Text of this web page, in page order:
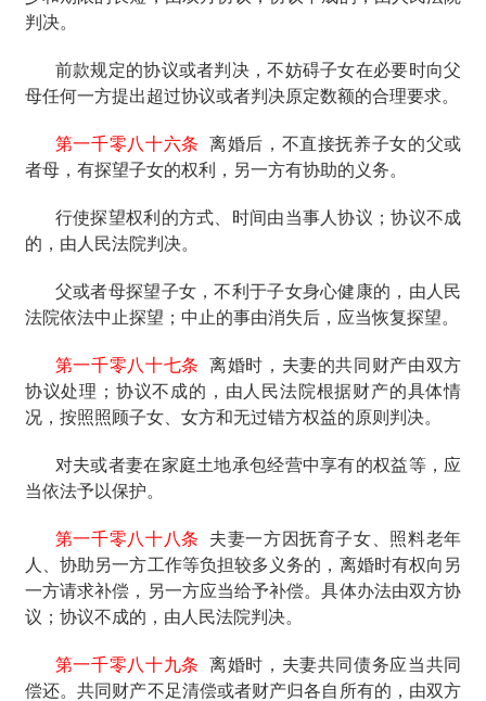
判决。
前款规定的协议或者判决，不妨碍子女在必要时向父
母任何一方提出超过协议或者判决原定数额的合理要求。
第一千零八十六条
离婚后，不直接抚养子女的父或
者母，有探望子女的权利，另一方有协助的义务。
行使探望权利的方式、时间由当事人协议；协议不成
的，由人民法院判决。
父或者母探望子女，不利于子女身心健康的，由人民
法院依法中止探望；中止的事由消失后，应当恢复探望。
第一千零八十七条
离婚时，夫妻的共同财产由双方
协议处理；协议不成的，由人民法院根据财产的具体情
况，按照照顾子女、女方和无过错方权益的原则判决。
对夫或者妻在家庭土地承包经营中享有的权益等，应
当依法予以保护。
第一千零八十八条
夫妻一方因抚育子女、照料老年
人、协助另一方工作等负担较多义务的，离婚时有权向另
一方请求补偿，另一方应当给予补偿。具体办法由双方协
议；协议不成的，由人民法院判决。
第一千零八十九条
离婚时，夫妻共同债务应当共同
偿还。共同财产不足清偿或者财产归各自所有的，由双方